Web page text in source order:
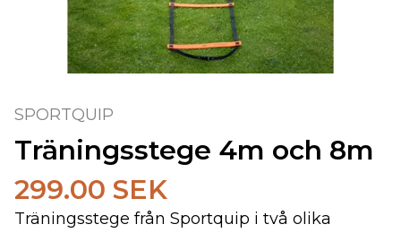
SPORTQUIP
Träningsstege 4m och 8m
299.00 SEK
Träningsstege från Sportquip i två olika